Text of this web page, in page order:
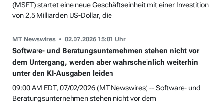
(MSFT) startet eine neue Geschäftseinheit mit einer Investition
von 2,5 Milliarden US-Dollar, die
MT Newswires 02.07.2026 15:01 Uhr
Software- und Beratungsunternehmen stehen nicht vor
dem Untergang, werden aber wahrscheinlich weiterhin
unter den KI-Ausgaben leiden
09:00 AM EDT, 07/02/2026 (MT Newswires) -- Software- und
Beratungsunternehmen stehen nicht vor dem